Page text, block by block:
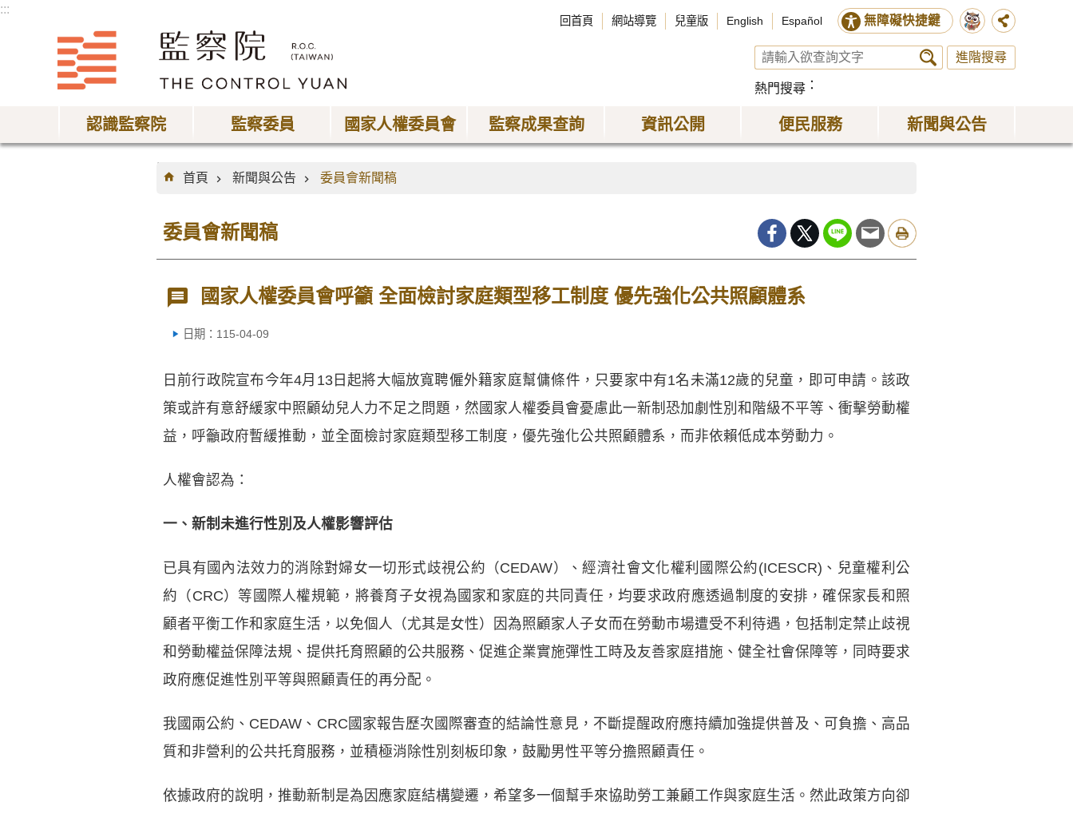
:::
回首頁 網站導覽 兒童版 English Español 無障礙快捷鍵
進階搜尋
熱門搜尋
認識監察院 監察委員 國家人權委員會 監察成果查詢 資訊公開 便民服務 新聞與公告
:::
首頁
新聞與公告 委員會新聞稿
委員會新聞稿
國家人權委員會呼籲 全面檢討家庭類型移工制度 優先強化公共照顧體系
日期：115-04-09
日前行政院宣布今年4月13日起將大幅放寬聘僱外籍家庭幫傭條件，只要家中有1名未滿12歲的兒童，即可申請。該政
策或許有意舒緩家中照顧幼兒人力不足之問題，然國家人權委員會憂慮此一新制恐加劇性別和階級不平等、衝擊勞動權
益，呼籲政府暫緩推動，並全面檢討家庭類型移工制度，優先強化公共照顧體系，而非依賴低成本勞動力。
人權會認為：
一 、 新制未進行性別及人權影響評估
已具有國內法效力的消除對婦女一切形式歧視公約（CEDAW）、經濟社會文化權利國際公約(ICESCR)、兒童權利公
約（CRC）等國際人權規範，將養育子女視為國家和家庭的共同責任，均要求政府應透過制度的安排，確保家長和照
顧者平衡工作和家庭生活，以免個人（尤其是女性）因為照顧家人子女而在勞動市場遭受不利待遇，包括制定禁止歧視
和勞動權益保障法規、提供托育照顧的公共服務、促進企業實施彈性工時及友善家庭措施、健全社會保障等，同時要求
政府應促進性別平等與照顧責任的再分配。
我國兩公約、CEDAW、CRC國家報告歷次國際審查的結論性意見，不斷提醒政府應持續加強提供普及、可負擔、高品
質和非營利的公共托育服務，並積極消除性別刻板印象，鼓勵男性平等分擔照顧責任。
依據政府的說明，推動新制是為因應家庭結構變遷，希望多一個幫手來協助勞工兼顧工作與家庭生活。然此政策方向卻